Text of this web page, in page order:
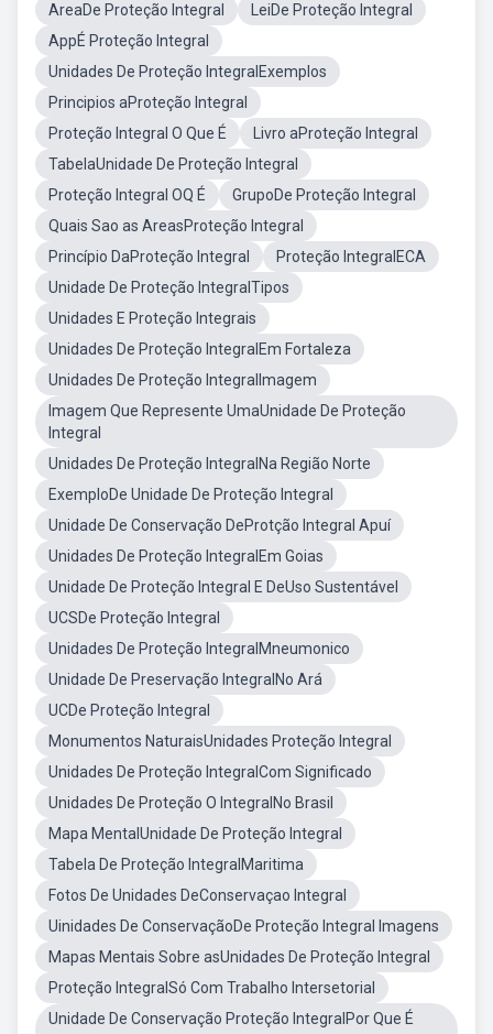
AreaDe Proteção Integral
LeiDe Proteção Integral
AppÉ Proteção Integral
Unidades De Proteção IntegralExemplos
Principios aProteção Integral
Proteção Integral O Que É
Livro aProteção Integral
TabelaUnidade De Proteção Integral
Proteção Integral OQ É
GrupoDe Proteção Integral
Quais Sao as AreasProteção Integral
Princípio DaProteção Integral
Proteção IntegralECA
Unidade De Proteção IntegralTipos
Unidades E Proteção Integrais
Unidades De Proteção IntegralEm Fortaleza
Unidades De Proteção IntegralImagem
Imagem Que Represente UmaUnidade De Proteção
Integral
Unidades De Proteção IntegralNa Região Norte
ExemploDe Unidade De Proteção Integral
Unidade De Conservação DeProtção Integral Apuí
Unidades De Proteção IntegralEm Goias
Unidade De Proteção Integral E DeUso Sustentável
UCSDe Proteção Integral
Unidades De Proteção IntegralMneumonico
Unidade De Preservação IntegralNo Ará
UCDe Proteção Integral
Monumentos NaturaisUnidades Proteção Integral
Unidades De Proteção IntegralCom Significado
Unidades De Proteção O IntegralNo Brasil
Mapa MentalUnidade De Proteção Integral
Tabela De Proteção IntegralMaritima
Fotos De Unidades DeConservaçao Integral
Uinidades De ConservaçãoDe Proteção Integral Imagens
Mapas Mentais Sobre asUnidades De Proteção Integral
Proteção IntegralSó Com Trabalho Intersetorial
Unidade De Conservação Proteção IntegralPor Que É